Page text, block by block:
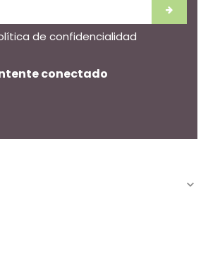
de confidencialidad
conectado
